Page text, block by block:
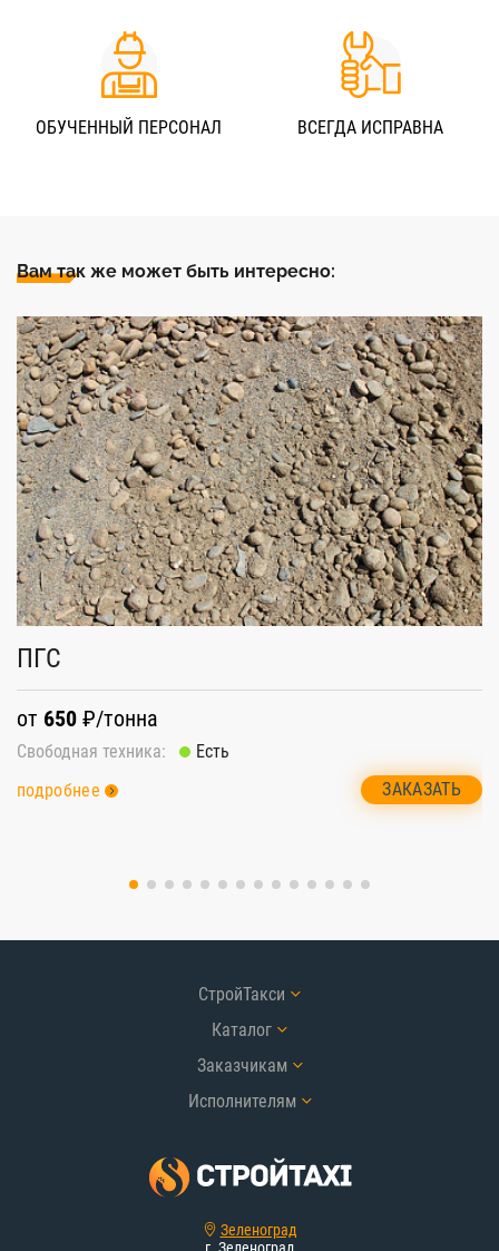
ОБУЧЕННЫЙ ПЕРСОНАЛ ВСЕГДА ИСПРАВНА
Вам так же может быть интересно:
ПГС
от 650 ₽/тонна
Свободная техника:
Есть
подробнее
ЗАКАЗАТЬ
СтройТакси
Каталог
Заказчикам
Исполнителям
Зеленоград